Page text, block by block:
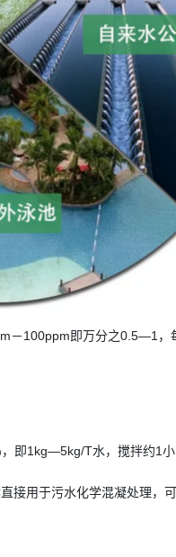
－100ppm即万分之0.5—1
即1kg—5kg/T水，搅拌约1小
接用于污水化学混凝处理，